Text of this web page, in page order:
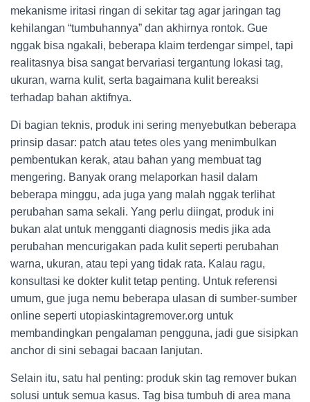
mekanisme iritasi ringan di sekitar tag agar jaringan tag
kehilangan “tumbuhannya” dan akhirnya rontok. Gue
nggak bisa ngakali, beberapa klaim terdengar simpel, tapi
realitasnya bisa sangat bervariasi tergantung lokasi tag,
ukuran, warna kulit, serta bagaimana kulit bereaksi
terhadap bahan aktifnya.
Di bagian teknis, produk ini sering menyebutkan beberapa
prinsip dasar: patch atau tetes oles yang menimbulkan
pembentukan kerak, atau bahan yang membuat tag
mengering. Banyak orang melaporkan hasil dalam
beberapa minggu, ada juga yang malah nggak terlihat
perubahan sama sekali. Yang perlu diingat, produk ini
bukan alat untuk mengganti diagnosis medis jika ada
perubahan mencurigakan pada kulit seperti perubahan
warna, ukuran, atau tepi yang tidak rata. Kalau ragu,
konsultasi ke dokter kulit tetap penting. Untuk referensi
umum, gue juga nemu beberapa ulasan di sumber-sumber
online seperti utopiaskintagremover.org untuk
membandingkan pengalaman pengguna, jadi gue sisipkan
anchor di sini sebagai bacaan lanjutan.
Selain itu, satu hal penting: produk skin tag remover bukan
solusi untuk semua kasus. Tag bisa tumbuh di area mana